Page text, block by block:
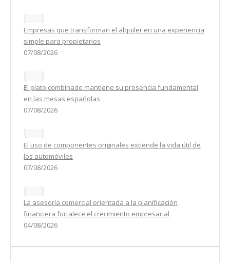
Empresas que transforman el alquiler en una experiencia
simple para propietarios
07/08/2026
El plato combinado mantiene su presencia fundamental
en las mesas españolas
07/08/2026
El uso de componentes originales extiende la vida útil de
los automóviles
07/08/2026
La asesoría comercial orientada a la planificación
financiera fortalece el crecimiento empresarial
04/08/2026